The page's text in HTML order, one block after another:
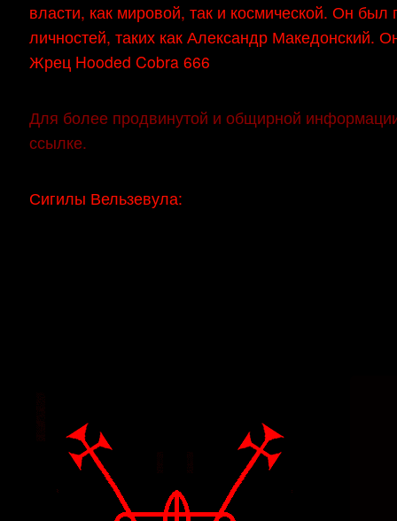
власти, как мировой, так и космической. Он
личностей, таких как Александр Македонский.
Жрец Hooded Cobra 666
Для более продвинутой и общирной
ссылке.
Сигилы Вельзевула: